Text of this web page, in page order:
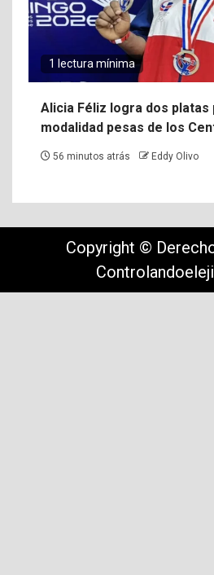
1 lectura mínima
Alicia Féliz logra dos platas
modalidad pesas de los
56 minutos atrás Eddy Olivo
Copyright ©